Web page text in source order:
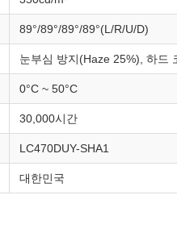
89°/89°/89°/89°(L/R/U/D)
눈부심 방지(Haze 25%), 하드
0°C ~ 50°C
30,000시간
LC470DUY-SHA1
대한민국